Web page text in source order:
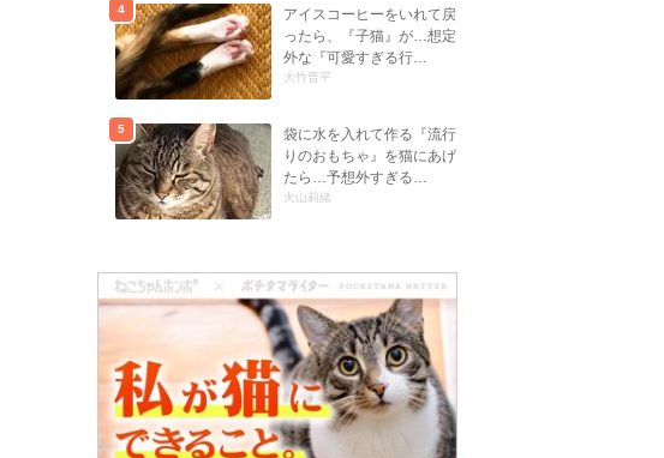
4
アイスコーヒーをいれて戻
ったら、『子猫』が…想定
外な『可愛すぎる行…
大竹晋平
5
袋に水を入れて作る『流行
りのおもちゃ』を猫にあげ
たら…予想外すぎる…
犬山莉緒